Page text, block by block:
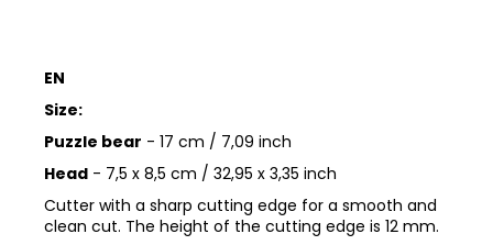
EN
Size:
Puzzle bear - 17 cm / 7,09 inch
Head - 7,5 x 8,5 cm / 32,95 x 3,35 inch
Cutter with a sharp cutting edge for a smooth and
clean cut. The height of the cutting edge is 12 mm.